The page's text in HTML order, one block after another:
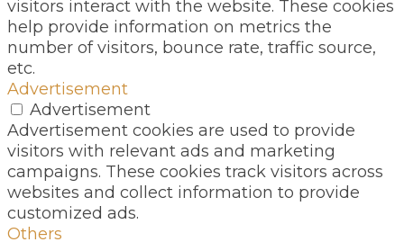
visitors interact with the website. These cookies
help provide information on metrics the
number of visitors, bounce rate, traffic source,
etc.
Advertisement
Advertisement
Advertisement cookies are used to provide
visitors with relevant ads and marketing
campaigns. These cookies track visitors across
websites and collect information to provide
customized ads.
Others